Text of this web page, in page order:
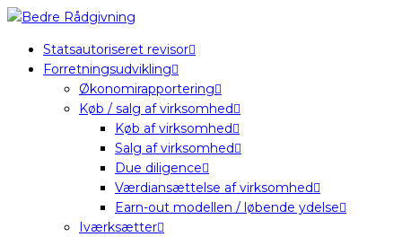
Statsautoriseret revisor
Forretningsudvikling
Økonomirapportering
Køb / salg af virksomhed
Køb af virksomhed
Salg af virksomhed
Due diligence
Værdiansættelse af virksomhed
Earn-out modellen / løbende ydelse
Iværksætter